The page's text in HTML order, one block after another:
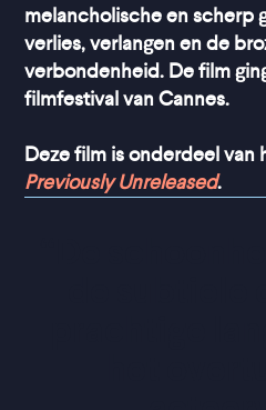
melancholische en scherp
verlies, verlangen en de
verbondenheid. De film
filmfestival van Cannes.
Deze film is onderdeel van
Previously Unreleased.